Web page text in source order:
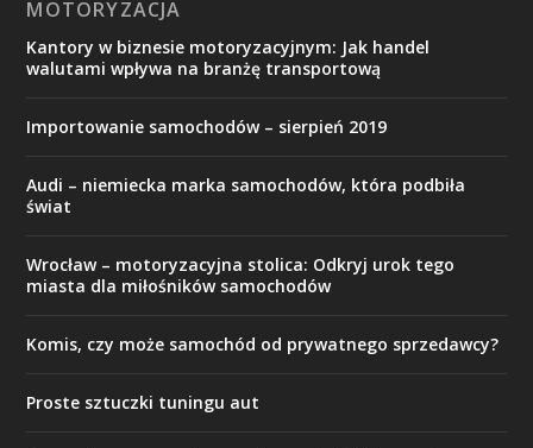
MOTORYZACJA
Kantory w biznesie motoryzacyjnym: Jak handel
walutami wpływa na branżę transportową
Importowanie samochodów – sierpień 2019
Audi – niemiecka marka samochodów, która podbiła
świat
Wrocław – motoryzacyjna stolica: Odkryj urok tego
miasta dla miłośników samochodów
Komis, czy może samochód od prywatnego sprzedawcy?
Proste sztuczki tuningu aut